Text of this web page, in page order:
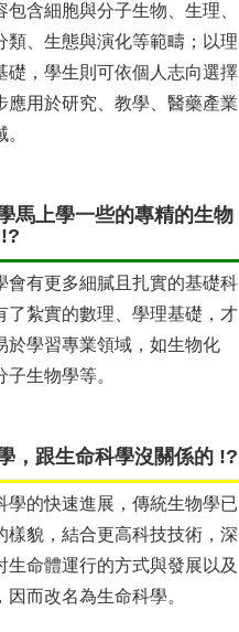
包含細胞與分子生物、生理、
類、生態與演化等範疇；以理
礎，學生則可依個人志向選擇
應用於研究、教學、醫藥產業
馬上學一些的專精的生物
會有更多細膩且扎實的基礎科
了紮實的數理、學理基礎，才
於學習專業領域，如生物化
子生物學等。
，跟生命科學沒關係的 !?
學的快速進展，傳統生物學已
樣貌，結合更高科技技術，深
生命體運行的方式與發展以及
因而改名為生命科學。